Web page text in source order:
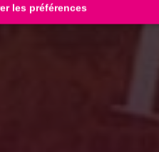
les préférences